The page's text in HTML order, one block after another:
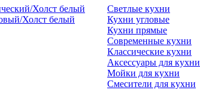
Холст белый
Холст белый
Светлые кухни
Кухни угловые
Кухни прямые
Современные кухни
Классические кухни
Аксессуары для кухни
Мойки для кухни
Смесители для кухни